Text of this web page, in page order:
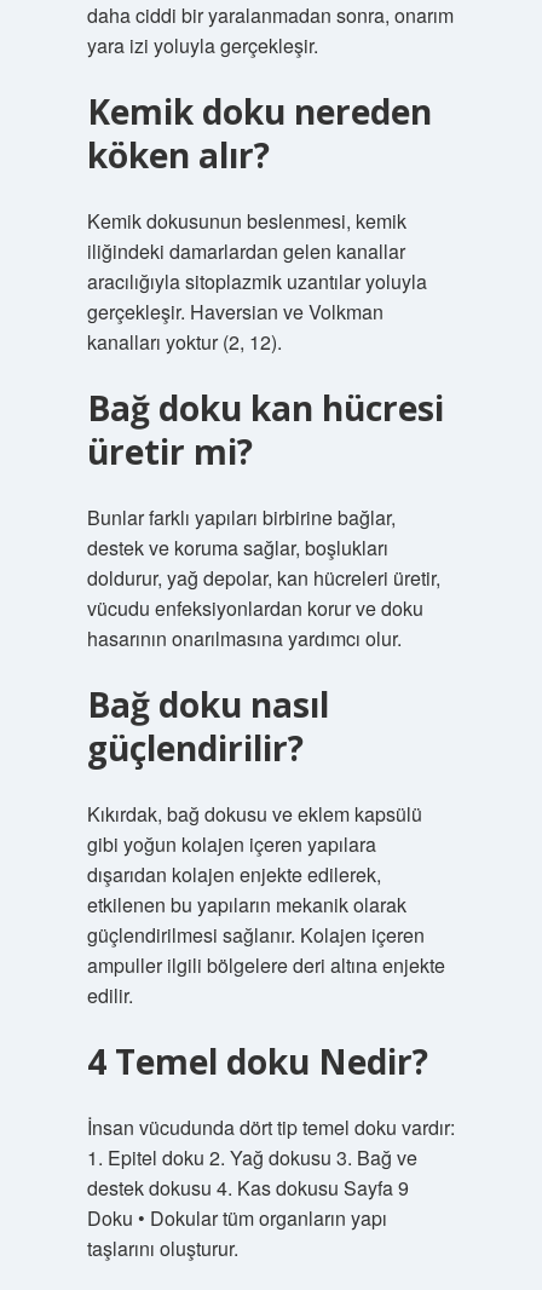
daha ciddi bir yaralanmadan sonra, onarım
yara izi yoluyla gerçekleşir.
Kemik doku nereden
köken alır?
Kemik dokusunun beslenmesi, kemik
iliğindeki damarlardan gelen kanallar
aracılığıyla sitoplazmik uzantılar yoluyla
gerçekleşir. Haversian ve Volkman
kanalları yoktur (2, 12).
Bağ doku kan hücresi
üretir mi?
Bunlar farklı yapıları birbirine bağlar,
destek ve koruma sağlar, boşlukları
doldurur, yağ depolar, kan hücreleri üretir,
vücudu enfeksiyonlardan korur ve doku
hasarının onarılmasına yardımcı olur.
Bağ doku nasıl
güçlendirilir?
Kıkırdak, bağ dokusu ve eklem kapsülü
gibi yoğun kolajen içeren yapılara
dışarıdan kolajen enjekte edilerek,
etkilenen bu yapıların mekanik olarak
güçlendirilmesi sağlanır. Kolajen içeren
ampuller ilgili bölgelere deri altına enjekte
edilir.
4 Temel doku Nedir?
İnsan vücudunda dört tip temel doku vardır:
1. Epitel doku 2. Yağ dokusu 3. Bağ ve
destek dokusu 4. Kas dokusu Sayfa 9
Doku • Dokular tüm organların yapı
taşlarını oluşturur.